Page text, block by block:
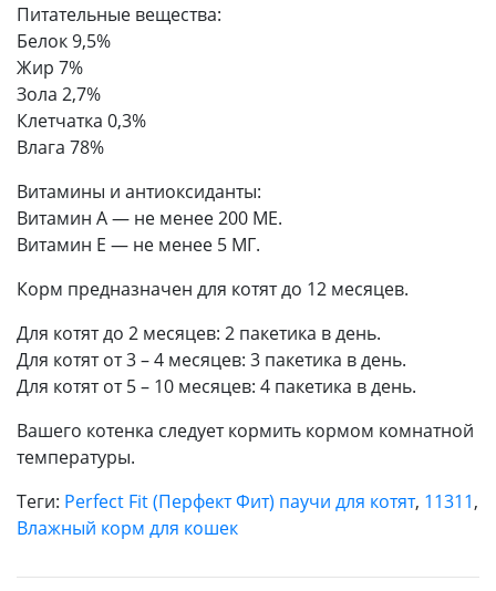
Питательные вещества:
Белок 9,5%
Жир 7%
Зола 2,7%
Клетчатка 0,3%
Влага 78%
Витамины и антиоксиданты:
Витамин А — не менее 200 ME.
Витамин Е — не менее 5 МГ.
Корм предназначен для котят до 12 месяцев.
Для котят до 2 месяцев: 2 пакетика в день.
Для котят от 3 – 4 месяцев: 3 пакетика в день.
Для котят от 5 – 10 месяцев: 4 пакетика в день.
Вашего котенка следует кормить кормом комнатной
температуры.
Теги: Perfect Fit (Перфект Фит) паучи для котят, 11311,
Влажный корм для кошек